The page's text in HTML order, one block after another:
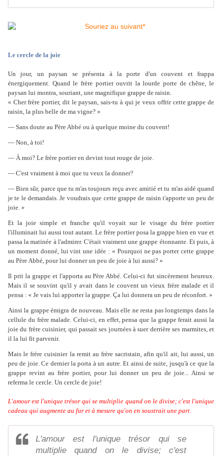
Le cercle de la joie
Un jour, un paysan se présenta à la porte d'un couvent et frappa
énergiquement. Quand le frère portier ouvrit la lourde porte de chêne, le
paysan lui montra, souriant, une magnifique grappe de raisin.
« Cher frère portier, dit le paysan, sais-tu à qui je veux offrir cette grappe de
raisin, la plus belle de ma vigne? »
— Sans doute au Père Abbé ou à quelque moine du couvent!
— Non, à toi!
— À moi? Le frère portier en devint tout rouge de joie.
— C'est vraiment à moi que tu veux la donner?
— Bien sûr, parce que tu m'as toujours reçu avec amitié et tu m'as aidé quand
je te le demandais. Je voudrais que cette grappe de raisin t'apporte un peu de
joie. »
Et la joie simple et franche qu'il voyait sur le visage du frère portier
l'illuminait lui aussi tout autant. Le frère portier posa la grappe bien en vue et
passa la matinée à l'admirer. C'était vraiment une grappe étonnante. Et puis, à
un moment donné, lui vint une idée : « Pourquoi ne pas porter cette grappe
au Père Abbé, pour lui donner un peu de joie à lui aussi? »
Il prit la grappe et l'apporta au Père Abbé. Celui-ci fut sincèrement heureux.
Mais il se souvint qu'il y avait dans le couvent un vieux frère malade et il
pensa : « Je vais lui apporter la grappe. Ça lui donnera un peu de réconfort. »
Ainsi la grappe émigra de nouveau. Mais elle ne resta pas longtemps dans la
cellule du frère malade. Celui-ci, en effet, pensa que la grappe ferait aussi la
joie du frère cuisinier, qui passait ses journées à suer derrière ses marmites, et
il la lui fit parvenir.
Mais le frère cuisinier la remit au frère sacristain, afin qu'il ait, lui aussi, un
peu de joie. Ce dernier la porta à un autre. Et ainsi de suite, jusqu'à ce que la
grappe revint au frère portier, pour lui donner un peu de joie... Ainsi se
referma le cercle. Un cercle de joie!
L'amour est l'unique trésor qui se multiplie quand on le divise; c'est l'unique
cadeau qui augmente au fur et à mesure qu'on en soustrait une part.
L'amour est l'unique trésor qui se
multiplie quand on le divise; c'est